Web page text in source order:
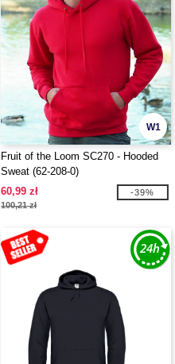
W1
Fruit of the Loom SC270 - Hooded
Sweat (62-208-0)
60,99 zł
100,21 zł
-39%